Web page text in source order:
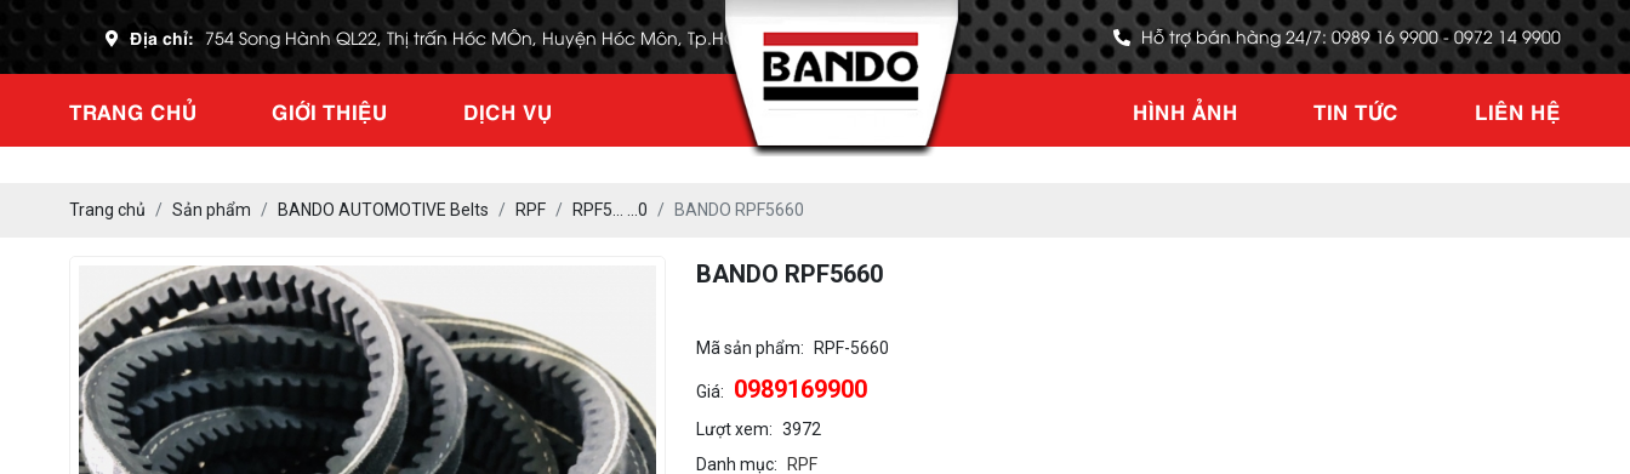
Địa chỉ: 754 Song Hành QL22, Thị trấn Hóc MÔn, Huyện Hóc Môn, Tp.HCM Hỗ trợ bán hàng 24/7: 0989 16 9900 - 0972 14 9900
TRANG CHỦ GIỚI THIỆU DỊCH VỤ HÌNH ẢNH TIN TỨC LIÊN HỆ
Trang chủ Sản phẩm BANDO AUTOMOTIVE Belts RPF RPF5… …0 BANDO RPF5660
BANDO RPF5660
Mã sản phẩm: RPF-5660
Giá: 0989169900
Lượt xem: 3972
Danh mục:
RPF